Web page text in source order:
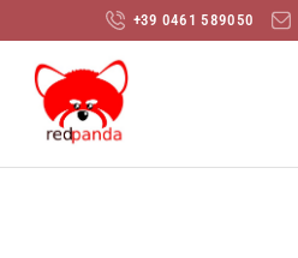
+39 0461 589050